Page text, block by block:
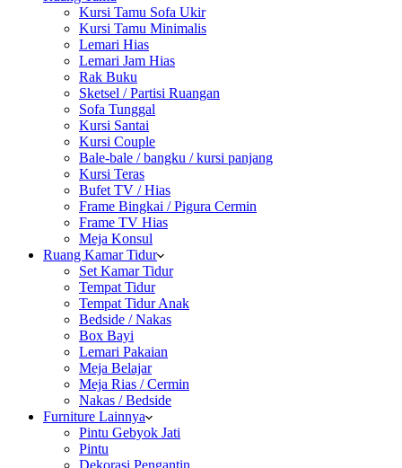
Kursi Tamu Sofa Ukir
Kursi Tamu Minimalis
Lemari Hias
Lemari Jam Hias
Rak Buku
Sketsel / Partisi Ruangan
Sofa Tunggal
Kursi Santai
Kursi Couple
Bale-bale / bangku / kursi panjang
Kursi Teras
Bufet TV / Hias
Frame Bingkai / Pigura Cermin
Frame TV Hias
Meja Konsul
Ruang Kamar Tidur
Set Kamar Tidur
Tempat Tidur
Tempat Tidur Anak
Bedside / Nakas
Box Bayi
Lemari Pakaian
Meja Belajar
Meja Rias / Cermin
Nakas / Bedside
Furniture Lainnya
Pintu Gebyok Jati
Pintu
Dekorasi Pengantin